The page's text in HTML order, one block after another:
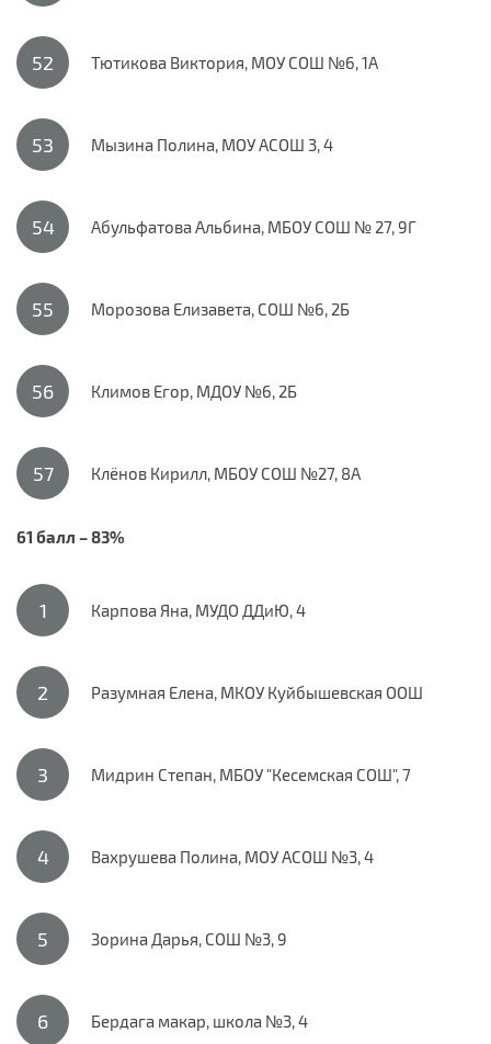
Тютикова Виктория, МОУ СОШ №6, 1А
Мызина Полина, МОУ АСОШ 3, 4
Абульфатова Альбина, МБОУ СОШ № 27, 9Г
Морозова Елизавета, СОШ №6, 2Б
Климов Егор, МДОУ №6, 2Б
Клёнов Кирилл, МБОУ СОШ №27, 8А
61 балл – 83%
Карпова Яна, МУДО ДДиЮ, 4
Разумная Елена, МКОУ Куйбышевская ООШ
Мидрин Степан, МБОУ "Кесемская СОШ", 7
Вахрушева Полина, МОУ АСОШ №3, 4
Зорина Дарья, СОШ №3, 9
Бердага макар, школа №3, 4